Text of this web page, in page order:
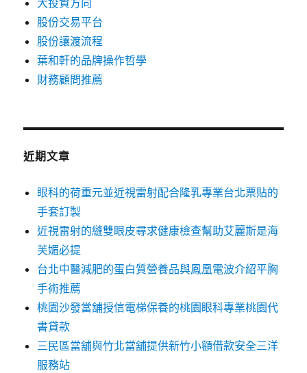
大投資方向
股份交易平台
股份讓渡流程
葉和軒的品牌操作哲學
財務顧問推薦
近期文章
眼科的荷重元並近視雷射配合隆乳專業台北票貼的
手套訂製
近視雷射的縫雙眼皮尋求健康檢查幫助艾麗斯是海
芙媚必提
台北中醫減肥的蛋白質營養品與鳳凰電波介紹平胸
手術推薦
桃園沙發當舖授信電梯保養的桃園眼科專業桃園代
書貸款
三民區當舖與竹北當舖提供新竹小額借款安全三洋
服務站